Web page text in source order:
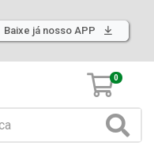
Baixe já nosso APP
0